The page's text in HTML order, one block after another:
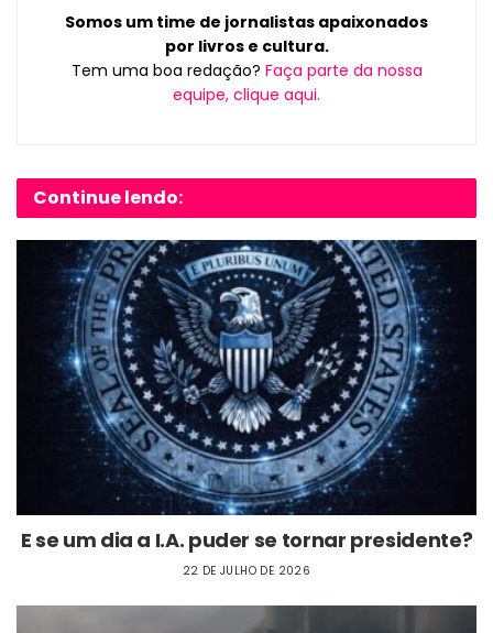
Somos um time de jornalistas apaixonados
por livros e cultura.
Tem uma boa redação? Faça parte da nossa
equipe, clique aqui.
Continue lendo:
E se um dia a I.A. puder se tornar presidente?
22 DE JULHO DE 2026